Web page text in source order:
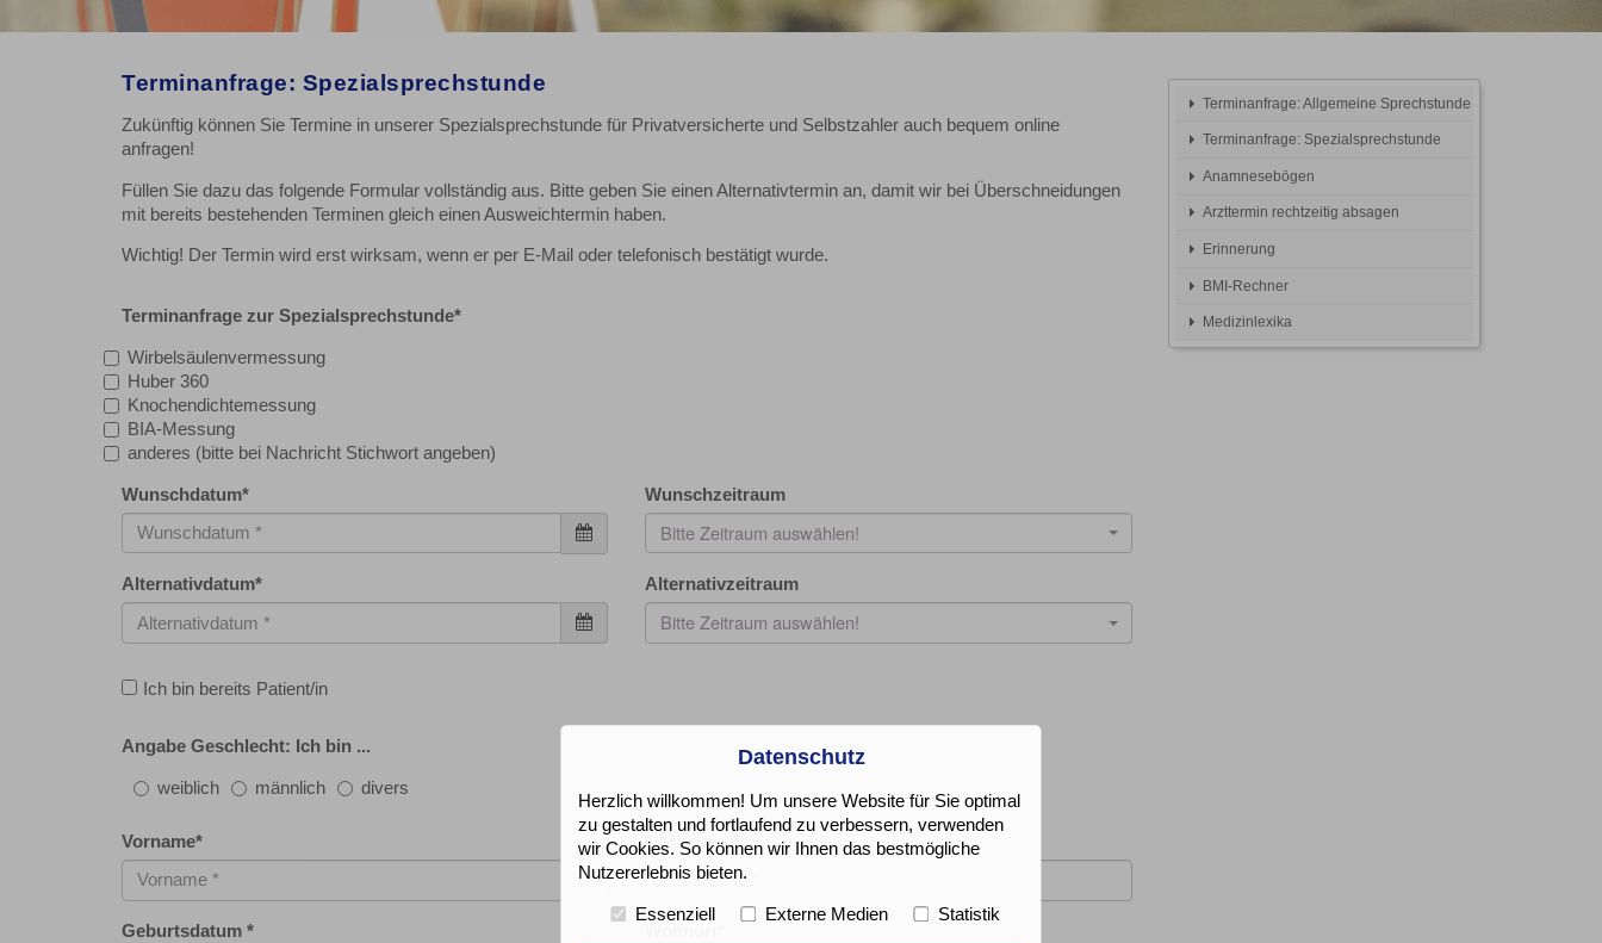
Terminanfrage: Spezialsprechstunde
Zukünftig können Sie Termine in unserer Spezialsprechstunde für Privatversicherte und Selbstzahler auch bequem online
anfragen!
Füllen Sie dazu das folgende Formular vollständig aus. Bitte geben Sie einen Alternativtermin an, damit wir bei Überschneidungen
mit bereits bestehenden Terminen gleich einen Ausweichtermin haben.
Wichtig! Der Termin wird erst wirksam, wenn er per E-Mail oder telefonisch bestätigt wurde.
Terminanfrage zur Spezialsprechstunde*
Wirbelsäulenvermessung
Huber 360
Knochendichtemessung
BIA-Messung
anderes (bitte bei Nachricht Stichwort angeben)
Wunschdatum* Wunschzeitraum
Bitte Zeitraum auswählen!
Alternativdatum* Alternativzeitraum
Bitte Zeitraum auswählen!
Ich bin bereits Patient/in
Angabe Geschlecht: Ich bin ...
weiblich männlich divers
Vorname* Nachname*
Geburtsdatum *
Terminanfrage: Allgemeine Sprechstunde
Terminanfrage: Spezialsprechstunde
Anamnesebögen
Arzttermin rechtzeitig absagen
Erinnerung
BMI-Rechner
Medizinlexika
Datenschutz
Herzlich willkommen! Um unsere Website für Sie optimal
zu gestalten und fortlaufend zu verbessern, verwenden
wir Cookies. So können wir Ihnen das bestmögliche
Nutzererlebnis bieten.
Essenziell Externe Medien Statistik